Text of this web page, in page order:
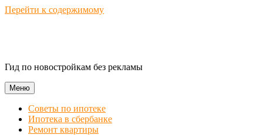
Перейти к содержимому
Гид по новостройкам без рекламы
Меню
Советы по ипотеке
Ипотека в сбербанке
Ремонт квартиры